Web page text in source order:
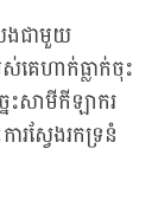
ងជាមួយ
េហាក់ធ្លាក់ចុះ
េះសាមីកីឡាករ
ស្វែងរកទ្រនំ